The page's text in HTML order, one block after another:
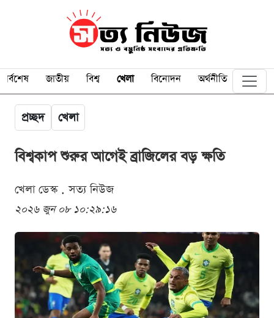
সর্বশেষ জাতীয় বিশ্ব খেলা বিনোদন অর্থনীতি
প্রচ্ছদ খেলা
বিশ্বকাপ শুরুর আগেই ব্রাজিলের বড় ক্ষতি
খেলা ডেস্ক . সত্য নিউজ
২০২৬ জুন ০৮ ১০:২৯:১৬